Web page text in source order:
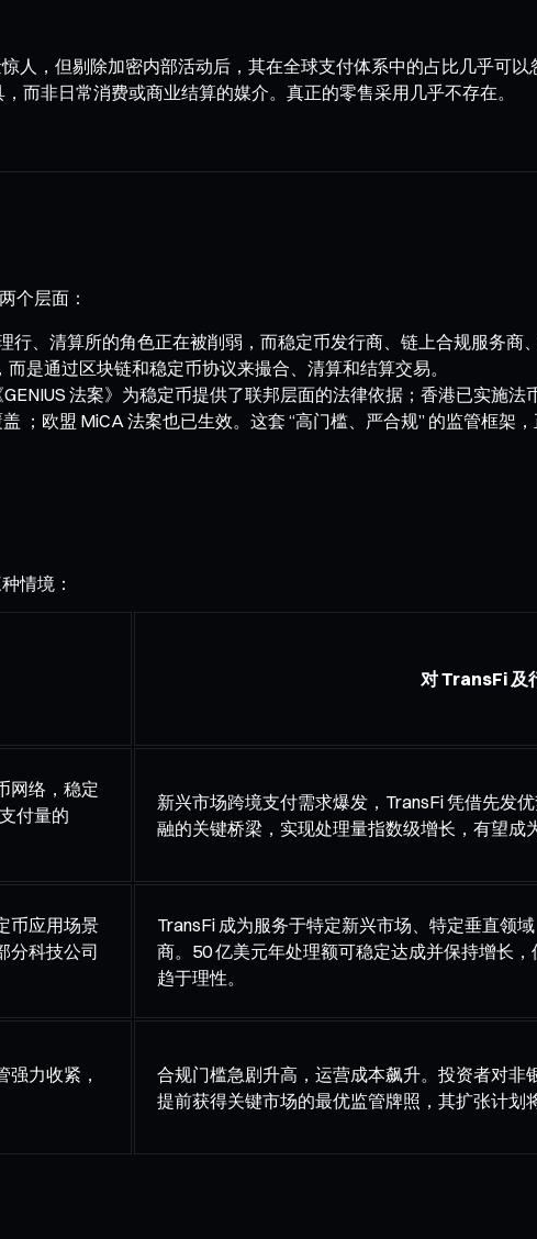
人，但剔除加密内部活动后，其在全球支付体系中的占比几乎可
而非日常消费或商业结算的媒介。真正的零售采用几乎不存在。
个层面：
、清算所的角色正在被削弱，而稳定币发行商、链上合规服务商
是通过区块链和稳定币协议来撮合、清算和结算交易。
法案》为稳定币提供了联邦层面的法律依据；香港已实施
；欧盟 MiCA 法案也已生效。这套 “高门槛、严合规” 的监管框架
情境：
对 TransFi 及
网络，稳定
付量的
新兴市场跨境支付需求爆发，TransFi 凭借先发
融的关键桥梁，实现处理量指数级增长，有望成
币应用场景
分科技公司
TransFi 成为服务于特定新兴市场、特定垂直领
商。50 亿美元年处理额可稳定达成并保持增长
趋于理性。
力收紧，
合规门槛急剧升高，运营成本飙升。投资者对非
提前获得关键市场的最优监管牌照，其扩张计划